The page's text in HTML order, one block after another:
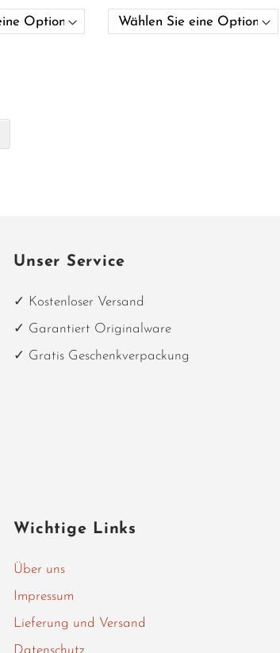
die Seite
Unser Service
✓ Kostenloser Versand
✓ Garantiert Originalware
✓ Gratis Geschenkverpackung
Wichtige Links
Über uns
Impressum
Lieferung und Versand